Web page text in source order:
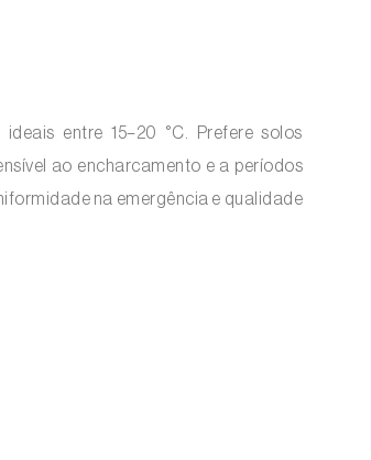
entre 15–20 °C. Prefere solos
ao encharcamento e a períodos
na emergência e qualidade